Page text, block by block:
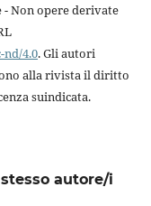
Non opere derivate
4.0. Gli autori
alla rivista il diritto
suindicata.
autore/i